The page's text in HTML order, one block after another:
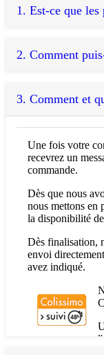
1. Est-ce que les
sécurité lors de
vous garantit un
Cartes acceptées
Carte Bleue - Visa
Les Porcelaines
Virement Paypal
Les Porcelaines
commande grâce à
Chèques acceptés
Les Porcelaines
banques
2. Comment
vous avez tout
une confirmation
Votre compte
vos achats en toute
3. Comment et
Une fois votre
recevrez un
commande.
Dès que nous
nous mettons en
la disponibilité
Dès finalisation,
envoi
avez indiqué.